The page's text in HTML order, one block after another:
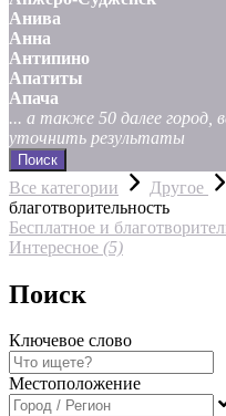
Анива
Анна
Антипино
Апатиты
Апача
... а также 50 далее город,
уточнить результаты
Поиск
Все категории Другое
благотворительность
Бесплатное и
Интересное (5)
Поиск
Ключевое слово
Местоположение